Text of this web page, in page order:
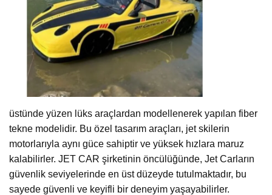
üstünde yüzen lüks araçlardan modellenerek yapılan fiber
tekne modelidir. Bu özel tasarım araçları, jet skilerin
motorlarıyla aynı güce sahiptir ve yüksek hızlara maruz
kalabilirler. JET CAR şirketinin öncülüğünde, Jet Carların
güvenlik seviyelerinde en üst düzeyde tutulmaktadır, bu
sayede güvenli ve keyifli bir deneyim yaşayabilirler.